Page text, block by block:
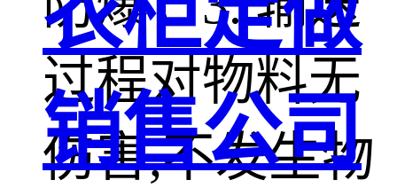
过程对物料无
伤害,不发生物
销售公司